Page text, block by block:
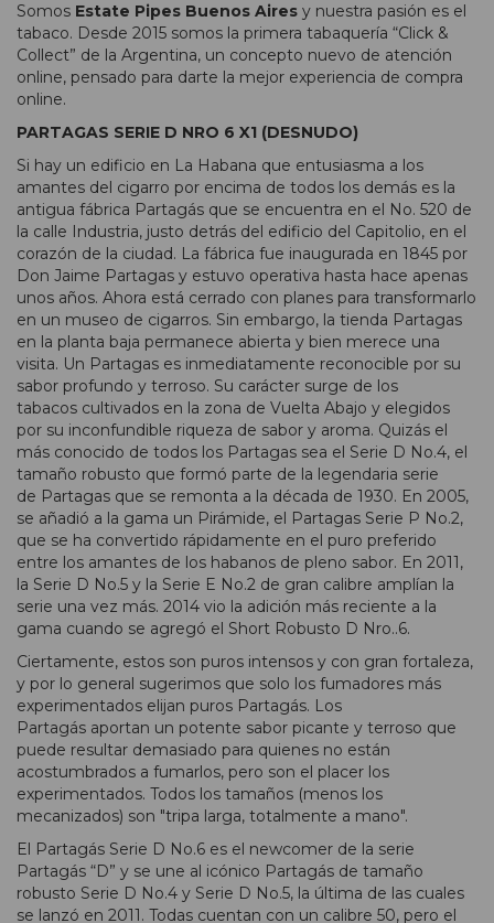
Somos Estate Pipes Buenos Aires y nuestra pasión es el
tabaco. Desde 2015 somos la primera tabaquería “Click &
Collect” de la Argentina, un concepto nuevo de atención
online, pensado para darte la mejor experiencia de compra
online.
PARTAGAS SERIE D NRO 6 X1 (DESNUDO)
Si hay un edificio en La Habana que entusiasma a los
amantes del cigarro por encima de todos los demás es la
antigua fábrica Partagás que se encuentra en el No. 520 de
la calle Industria, justo detrás del edificio del Capitolio, en el
corazón de la ciudad. La fábrica fue inaugurada en 1845 por
Don Jaime Partagas y estuvo operativa hasta hace apenas
unos años. Ahora está cerrado con planes para transformarlo
en un museo de cigarros. Sin embargo, la tienda Partagas
en la planta baja permanece abierta y bien merece una
visita. Un Partagas es inmediatamente reconocible por su
sabor profundo y terroso. Su carácter surge de los
tabacos cultivados en la zona de Vuelta Abajo y elegidos
por su inconfundible riqueza de sabor y aroma. Quizás el
más conocido de todos los Partagas sea el Serie D No.4, el
tamaño robusto que formó parte de la legendaria serie
de Partagas que se remonta a la década de 1930. En 2005,
se añadió a la gama un Pirámide, el Partagas Serie P No.2,
que se ha convertido rápidamente en el puro preferido
entre los amantes de los habanos de pleno sabor. En 2011,
la Serie D No.5 y la Serie E No.2 de gran calibre amplían la
serie una vez más. 2014 vio la adición más reciente a la
gama cuando se agregó el Short Robusto D Nro..6.
Ciertamente, estos son puros intensos y con gran fortaleza,
y por lo general sugerimos que solo los fumadores más
experimentados elijan puros Partagás. Los
Partagás aportan un potente sabor picante y terroso que
puede resultar demasiado para quienes no están
acostumbrados a fumarlos, pero son el placer los
experimentados. Todos los tamaños (menos los
mecanizados) son "tripa larga, totalmente a mano".
El Partagás Serie D No.6 es el newcomer de la serie
Partagás “D” y se une al icónico Partagás de tamaño
robusto Serie D No.4 y Serie D No.5, la última de las cuales
se lanzó en 2011. Todas cuentan con un calibre 50, pero el